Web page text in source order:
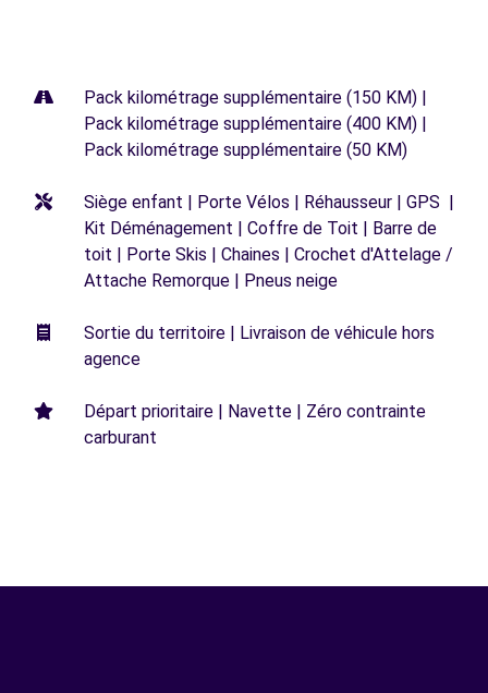
Pack kilométrage supplémentaire (150 KM) |
Pack kilométrage supplémentaire (400 KM) |
Pack kilométrage supplémentaire (50 KM)
Siège enfant | Porte Vélos | Réhausseur | GPS |
Kit Déménagement | Coffre de Toit | Barre de
toit | Porte Skis | Chaines | Crochet d'Attelage /
Attache Remorque | Pneus neige
Sortie du territoire | Livraison de véhicule hors
agence
Départ prioritaire | Navette | Zéro contrainte
carburant